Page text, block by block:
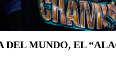
DEL MUNDO, EL